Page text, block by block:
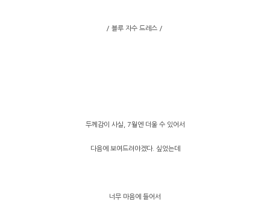
/ 블루 자수 드레스 /
두께감이 사실, 7월엔 더울 수 있어서
다음에 보여드려야겠다. 싶었는데
너무 마음에 들어서